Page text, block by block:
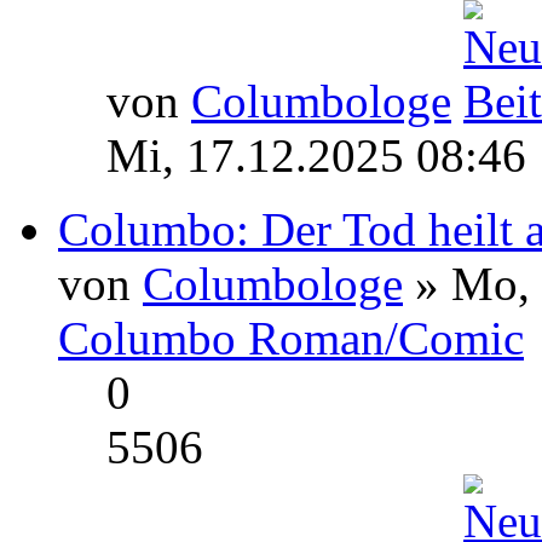
von Columbologe
Mi, 17.12.2025 08:46
Columbo: Der Tod heilt
von Columbologe » Mo,
Columbo Roman/Comic
0
5506